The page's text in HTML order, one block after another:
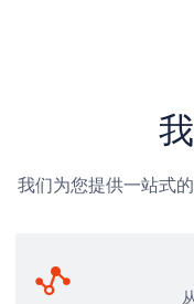
我们为您提供一站式